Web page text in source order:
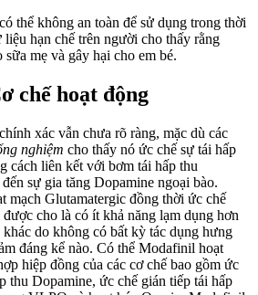
có thể không an toàn để sử dụng trong thời
hạn chế trên người cho thấy rằng
mẹ và gây hại cho em bé.
chế hoạt động
xác vẫn chưa rõ ràng, mặc dù các
nghiệm cho thấy nó ức chế sự tái hấp
cách liên kết với bơm tái hấp thu
sự gia tăng Dopamine ngoại bào.
mạch Glutamatergic đồng thời ức chế
cho là có ít khả năng lạm dụng hơn
do không có bất kỳ tác dụng hưng
đáng kể nào. Có thể Modafinil hoạt
hiệp đồng của các cơ chế bao gồm ức
thu Dopamine, ức chế gián tiếp tái hấp